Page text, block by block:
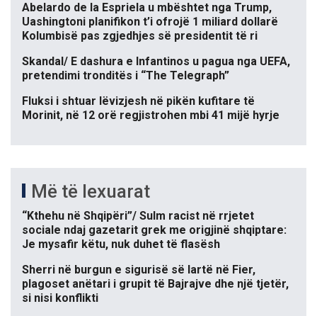
Abelardo de la Espriela u mbështet nga Trump,
Uashingtoni planifikon t’i ofrojë 1 miliard dollarë
Kolumbisë pas zgjedhjes së presidentit të ri
Skandal/ E dashura e Infantinos u pagua nga UEFA,
pretendimi tronditës i “The Telegraph”
Fluksi i shtuar lëvizjesh në pikën kufitare të
Morinit, në 12 orë regjistrohen mbi 41 mijë hyrje
Më të lexuarat
“Kthehu në Shqipëri”/ Sulm racist në rrjetet
sociale ndaj gazetarit grek me origjinë shqiptare:
Je mysafir këtu, nuk duhet të flasësh
Sherri në burgun e sigurisë së lartë në Fier,
plagoset anëtari i grupit të Bajrajve dhe një tjetër,
si nisi konflikti